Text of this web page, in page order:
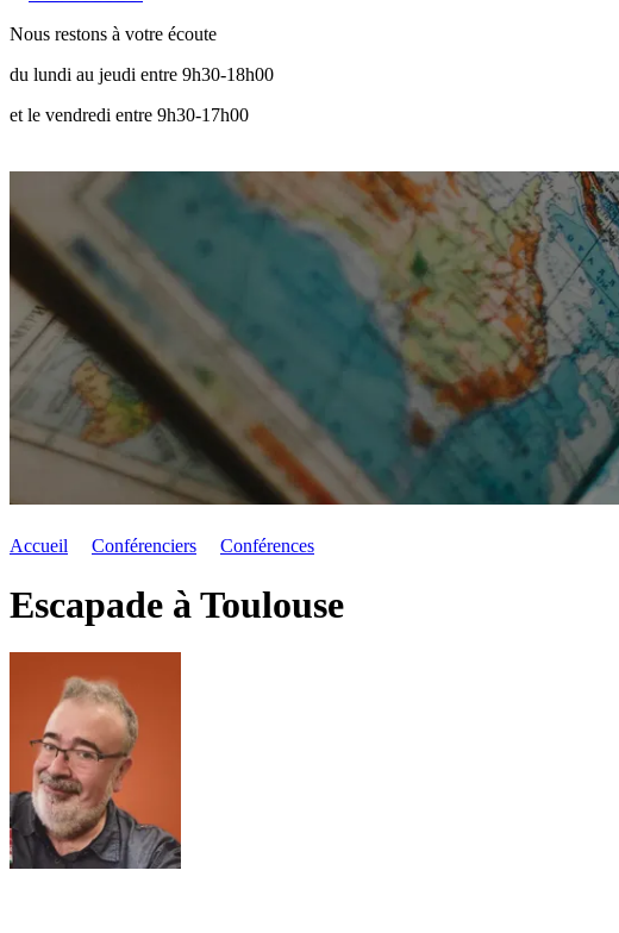
Nous restons à votre écoute
du lundi au jeudi entre 9h30-18h00
et le vendredi entre 9h30-17h00
Accueil Conférenciers Conférences
Escapade à Toulouse